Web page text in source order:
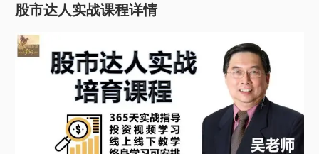
股市达人实战课程详情